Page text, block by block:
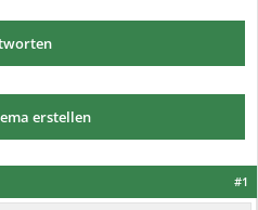
erstellen
#1